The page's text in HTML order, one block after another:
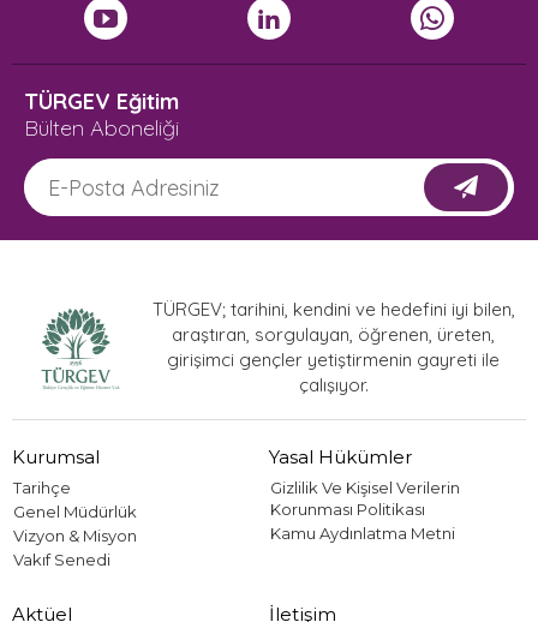
TÜRGEV Eğitim
Bülten Aboneliği
TÜRGEV; tarihini, kendini ve hedefini iyi bilen,
araştıran, sorgulayan, öğrenen, üreten,
girişimci gençler yetiştirmenin gayreti ile
çalışıyor.
Kurumsal
Tarihçe
Genel Müdürlük
Vizyon & Misyon
Vakıf Senedi
Yasal Hükümler
Gizlilik Ve Kişisel Verilerin
Korunması Politikası
Kamu Aydınlatma Metni
Aktüel İletişim